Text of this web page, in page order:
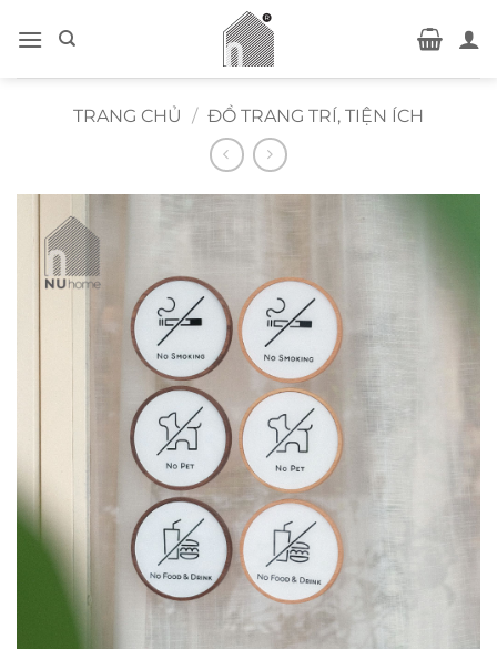
qua
TRANG CHỦ / ĐỒ TRANG TRÍ, TIỆN ÍCH